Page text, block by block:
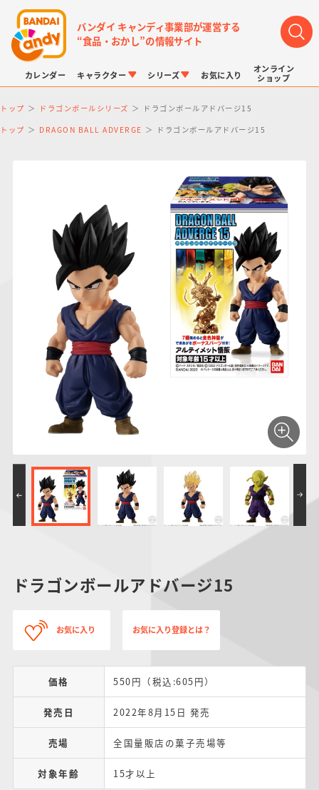
バンダイ キャンディ事業部が運営する
“食品・おかし”の情報サイト
カレンダー キャラクター
仮面ライダーシリー
ズ
PROJECT R.E.D.・
スーパー戦隊シリー
ズ
プリキュアシリーズ
ガンダムシリーズ
ポケットモンスター
ドラゴンボール
アンパンマン
サンリオキャラクタ
ーズ
シリーズ
キャラパキ
つりグミ
チョコサプ
にふぉるめーしょん
＆スクエアシール
ポケモンキッズ
ポケモンスケールワ
ールド
キャラデコ
お気に入り
オンライン
ショップ
トップ ドラゴンボールシリーズ ドラゴンボールアドバージ15
トップ DRAGON BALL ADVERGE ドラゴンボールアドバージ15
ドラゴンボールアドバージ15
お気に入り お気に入り登録とは？
価格 550円（税込:605円）
発売日 2022年8月15日 発売
売場 全国量販店の菓子売場等
対象年齢 15才以上